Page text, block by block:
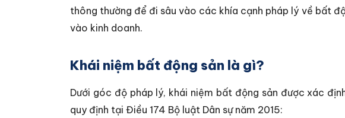
thông thường để đi sâu vào các khía cạnh pháp lý về bất
vào kinh doanh.
Khái niệm bất động sản là gì?
Dưới góc độ pháp lý, khái niệm bất động sản được xác
quy định tại Điều 174 Bộ luật Dân sự năm 2015: